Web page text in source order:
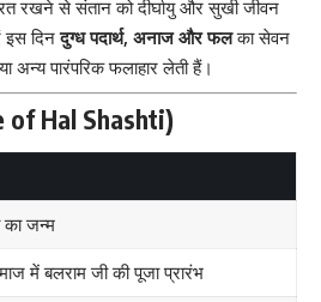
रखने से संतान को दीर्घायु और सुखी जीवन
इस दिनदुग्ध पदार्थ, अनाज और फलका सेवन
अन्य पारंपरिक फलाहार लेती हैं।
Hal Shashti)
का जन्म
में बलराम जी की पूजा प्रारंभ